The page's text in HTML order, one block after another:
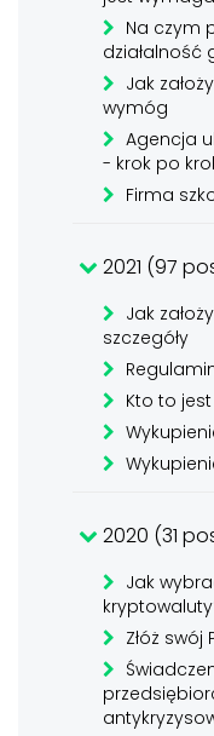
Na czym
działalność
Jak
wymóg
Agencja
- krok po
Firma
2021 (97
Jak
szczegóły
Kto to
2020 (31
Jak
Złóż swój